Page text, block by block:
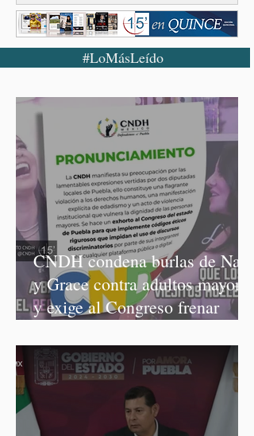
#LoMásLeído
CNDH condena burlas de Nay
y Grace contra adultos mayores
y exige al Congreso frenar